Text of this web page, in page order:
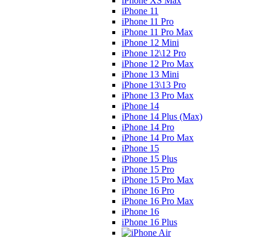
iPhone 11
iPhone 11 Pro
iPhone 11 Pro Max
iPhone 12 Mini
iPhone 12\12 Pro
iPhone 12 Pro Max
iPhone 13 Mini
iPhone 13\13 Pro
iPhone 13 Pro Max
iPhone 14
iPhone 14 Plus (Max)
iPhone 14 Pro
iPhone 14 Pro Max
iPhone 15
iPhone 15 Plus
iPhone 15 Pro
iPhone 15 Pro Max
iPhone 16 Pro
iPhone 16 Pro Max
iPhone 16
iPhone 16 Plus